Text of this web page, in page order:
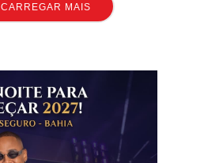
CARREGAR MAIS